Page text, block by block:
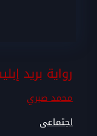
رواية بريد
محمد صبري
اجتماعى